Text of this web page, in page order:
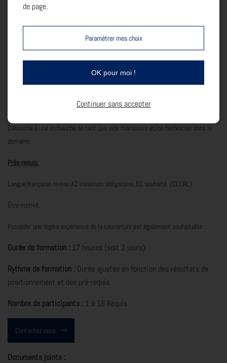
Suivi et évaluation :
Feuilles d'émargements : signature par demi-journée. Livrets individuels de suivi.
Évaluations théoriques et techniques en cours de formation. Attestation de
formation.
Questionnaire de satisfaction. Suivi post-formation.
Débouche à une embauche en tant que aide manœuvre et/ou technicien dans le
domaine.
Prés-requis:
Langue française niveau A2 minimum obligatoire, B1 souhaité. (CECRL).
Être motivé.
Posséder une légère expérience de la couverture est également souhaitable.
Durée de formation : 17 heures (soit 2 jours)
Rythme de formation : Durée ajustée en fonction des résultats de
positionnement et des pré-requis.
Nombre de participants : 1 à 16 Requis
Contactez nous
Documents joints :
de page.
Paramétrer mes choix
OK pour moi !
Continuer sans accepter